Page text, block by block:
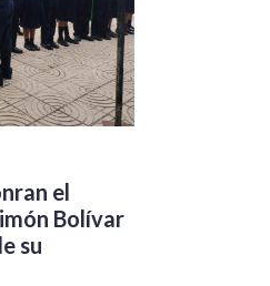
el
Bolívar
su